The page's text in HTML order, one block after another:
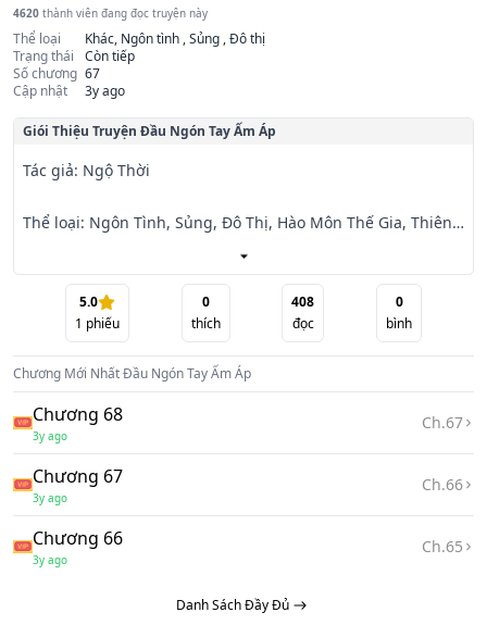
4620 thành viên đang đọc truyện này
Thể loại
Khác, Ngôn tình , Sủng , Đô thị
Trạng thái
Còn tiếp
Số chương 67
Cập nhật
3y ago
Giói Thiệu Truyện Đầu Ngón Tay Ấm Áp
Tác giả: Ngộ Thời
Thể loại: Ngôn Tình, Sủng, Đô Thị, Hào Môn Thế Gia, Thiên
Nhân vật chính: Thẩm Ôn Đình x Văn Ý
Văn án
Sau khi Thẩm Ôn Đình kết hôn, anh vẫn thường xuyên ở
nước ngoài, hiếm khi quay về, mà vợ của anh, Văn Ý, cô ấy
cũng không quan
tâm, thoả sức chơi đùa.
Hôm đó, Thẩm Ôn Đình nhìn cô gái trang điểm tỉ mỉ, vô
cùng xinh đẹp, ưu nhã ngồi tại quán bar.
Cô ấy cầm ly rượu trong tay, nhẹ nhàng mỉm cười: “Đúng
5.0
1 phiếu
0
thích
408
đọc
0
bình
Chương Mới NhấtĐầu Ngón Tay Ấm Áp
Chương 68
3y ago
Ch.67
Chương 67
3y ago
Ch.66
Chương 66
3y ago
Ch.65
Danh Sách Đầy Đủ